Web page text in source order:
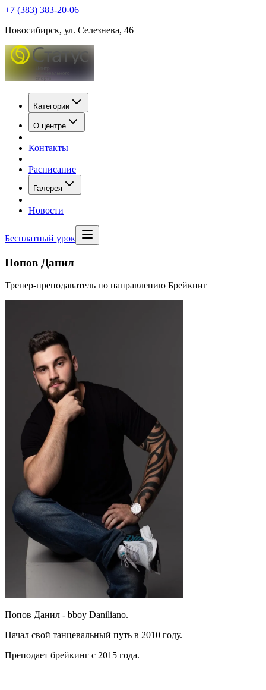
+7 (383) 383-20-06
Новосибирск, ул. Селезнева, 46
Категории
О центре
Контакты
Расписание
Галерея
Новости
Бесплатный урок
Попов Данил
Тренер-преподаватель по направлению Брейкниг
Попов Данил - bboy Daniliano.
Начал свой танцевальный путь в 2010 году.
Преподает брейкинг с 2015 года.